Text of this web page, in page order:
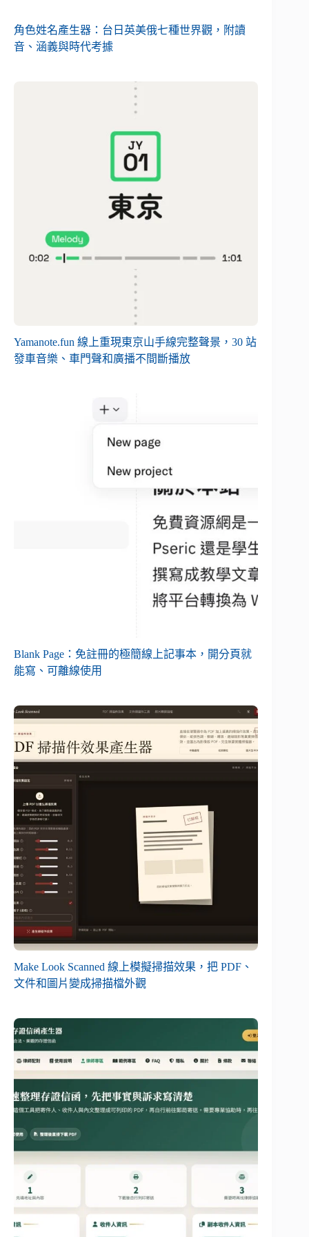
角色姓名產生器：台日英美俄七種世界觀，附讀
音、涵義與時代考據
Yamanote.fun 線上重現東京山手線完整聲景，30 站
發車音樂、車門聲和廣播不間斷播放
Blank Page：免註冊的極簡線上記事本，開分頁就
能寫、可離線使用
Make Look Scanned 線上模擬掃描效果，把 PDF、
文件和圖片變成掃描檔外觀